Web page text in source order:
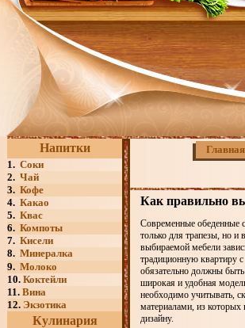
Напитки
1. Соки
2. Чай
3. Кофе
4. Какао
5. Квас
6. Компоты
7. Кисели
8. Минералка
9. Молоко
10. Коктейли
11. Вина
12. Экзотика
Кулинария
Главная
Как правильно
Современные обеденные
только для трапезы, но и
выбираемой мебели
традиционную квартиру
обязательно должны
широкая и удобная
необходимо учитывать,
материалами, из
дизайну.